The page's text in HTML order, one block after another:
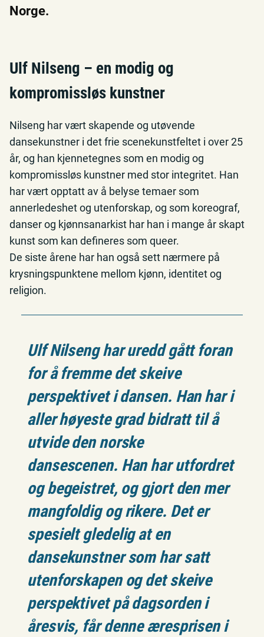
Norge.
Ulf Nilseng – en modig og
kompromissløs kunstner
Nilseng har vært skapende og utøvende
dansekunstner i det frie scenekunstfeltet i over 25
år, og han kjennetegnes som en modig og
kompromissløs kunstner med stor integritet. Han
har vært opptatt av å belyse temaer som
annerledeshet og utenforskap, og som koreograf,
danser og kjønnsanarkist har han i mange år skapt
kunst som kan defineres som queer.
De siste årene har han også sett nærmere på
krysningspunktene mellom kjønn, identitet og
religion.
Ulf Nilseng har uredd gått foran
for å fremme det skeive
perspektivet i dansen. Han har i
aller høyeste grad bidratt til å
utvide den norske
dansescenen. Han har utfordret
og begeistret, og gjort den mer
mangfoldig og rikere. Det er
spesielt gledelig at en
dansekunstner som har satt
utenforskapen og det skeive
perspektivet på dagsorden i
åresvis, får denne æresprisen i